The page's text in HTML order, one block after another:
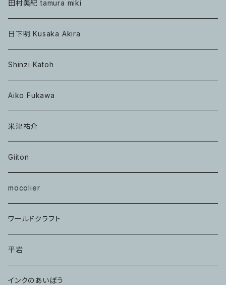
田村美紀 tamura miki
日下明 Kusaka Akira
Shinzi Katoh
Aiko Fukawa
米津祐介
Giiton
mocolier
ワールドクラフト
平岩
インクのあいぼう